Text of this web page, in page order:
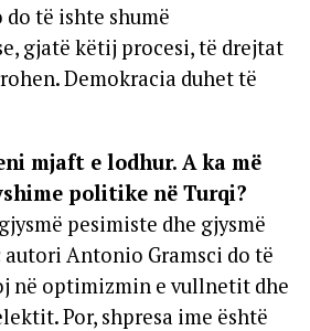
të ishte shumë
gjatë këtij procesi, të drejtat
Demokracia duhet të
mjaft e lodhur. A ka më
politike në Turqi?
pesimiste dhe gjysmë
Antonio Gramsci do të
në optimizmin e vullnetit dhe
Por, shpresa ime është